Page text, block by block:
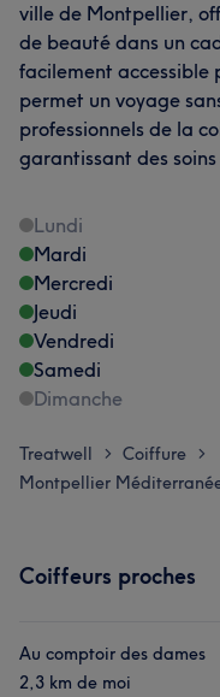
ville de Montpellier,
de beauté dans un
facilement accessible
permet un voyage
professionnels de la
garantissant des
Lundi
Mardi
Mercredi
Jeudi
Vendredi
Samedi
Dimanche
Treatwell > Coiffure >
Montpellier
Coiffeurs proches
Au comptoir des dames
2,3 km de moi